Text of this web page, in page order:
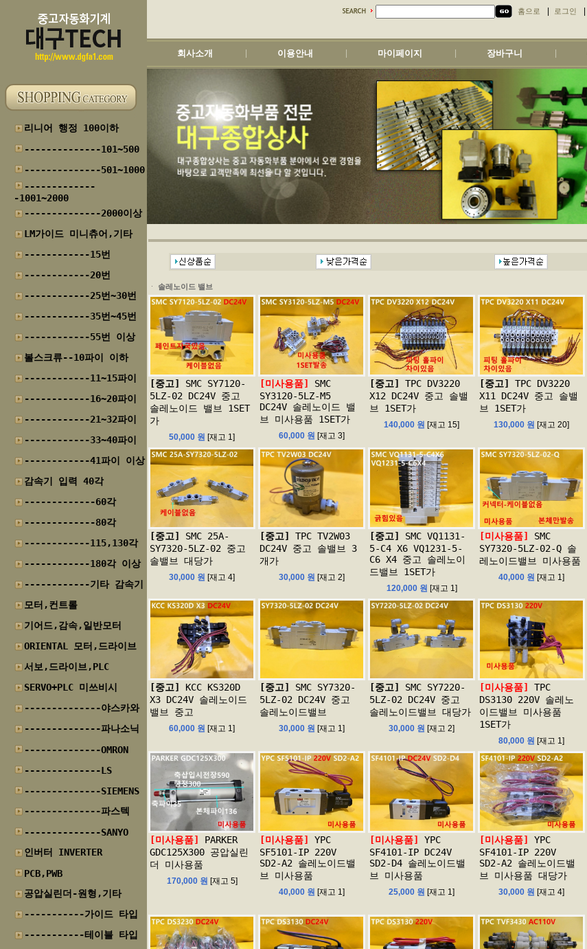
홈으로 로그인
회사소개 이용안내 마이페이지 장바구니
리니어 행정 100이하
--------------101~500
--------------501~1000
-------------
-1001~2000
--------------2000이상
LM가이드 미니츄어,기타
------------15번
------------20번
------------25번~30번
------------35번~45번
------------55번 이상
볼스크류--10파이 이하
------------11~15파이
------------16~20파이
------------21~32파이
------------33~40파이
------------41파이 이상
감속기 입력 40각
-------------60각
-------------80각
------------115,130각
------------180각 이상
------------기타 감속기
모터,컨트롤
기어드,감속,일반모터
ORIENTAL 모터,드라이브
서보,드라이브,PLC
SERVO+PLC 미쓰비시
--------------야스카와
--------------파나소닉
--------------OMRON
--------------LS
--------------SIEMENS
--------------파스텍
--------------SANYO
인버터 INVERTER
PCB,PWB
공압실린더-원형,기타
-----------가이드 타입
-----------테이블 타입
ㆍ 솔레노이드 밸브
[중고]
SMC SY7120-
5LZ-02 DC24V 중고
솔레노이드 밸브 1SET
가
50,000 원 [재고 1]
[미사용품]
SMC
SY3120-5LZ-M5
DC24V 솔레노이드 밸
브 미사용품 1SET가
60,000 원 [재고 3]
[중고]
TPC DV3220
X12 DC24V 중고 솔밸
브 1SET가
140,000 원 [재고 15]
[중고]
TPC DV3220
X11 DC24V 중고 솔밸
브 1SET가
130,000 원 [재고 20]
[중고]
SMC 25A-
SY7320-5LZ-02 중고
솔밸브 대당가
30,000 원 [재고 4]
[중고]
TPC TV2W03
DC24V 중고 솔밸브 3
개가
30,000 원 [재고 2]
[중고]
SMC VQ1131-
5-C4 X6 VQ1231-5-
C6 X4 중고 솔레노이
드밸브 1SET가
120,000 원 [재고 1]
[미사용품]
SMC
SY7320-5LZ-02-Q 솔
레노이드밸브 미사용품
40,000 원 [재고 1]
[중고]
KCC KS320D
X3 DC24V 솔레노이드
밸브 중고
60,000 원 [재고 1]
[중고]
SMC SY7320-
5LZ-02 DC24V 중고
솔레노이드밸브
30,000 원 [재고 1]
[중고]
SMC SY7220-
5LZ-02 DC24V 중고
솔레노이드밸브 대당가
30,000 원 [재고 2]
[미사용품]
TPC
DS3130 220V 솔레노
이드밸브 미사용품
1SET가
80,000 원 [재고 1]
[미사용품]
PARKER
GDC125X300 공압실린
더 미사용품
170,000 원 [재고 5]
[미사용품]
YPC
SF5101-IP 220V
SD2-A2 솔레노이드밸
브 미사용품
40,000 원 [재고 1]
[미사용품]
YPC
SF4101-IP DC24V
SD2-D4 솔레노이드밸
브 미사용품
25,000 원 [재고 1]
[미사용품]
YPC
SF4101-IP 220V
SD2-A2 솔레노이드밸
브 미사용품 대당가
30,000 원 [재고 4]